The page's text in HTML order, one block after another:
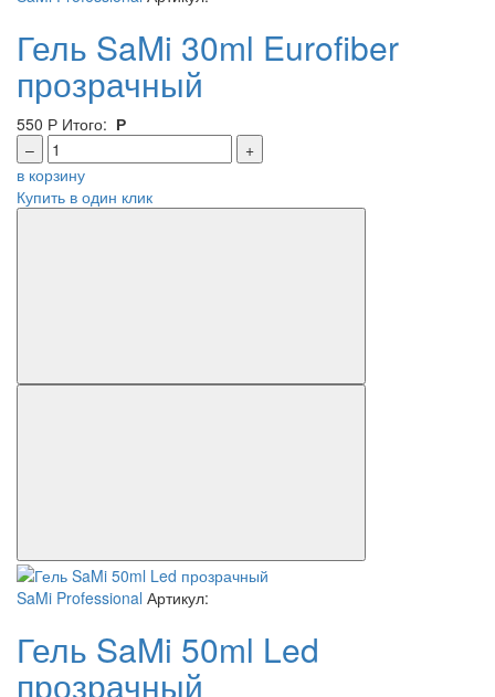
Гель SaMi 30ml Eurofiber
прозрачный
550 Р Итого: Р
–
+
в корзину
Купить в один клик
SaMi Professional Артикул:
Гель SaMi 50ml Led
прозрачный